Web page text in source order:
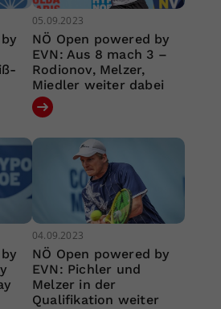
05.09.2023
NÖ Open powered by
EVN: Aus 8 mach 3 –
Rodionov, Melzer,
Miedler weiter dabei
04.09.2023
NÖ Open powered by
EVN: Pichler und
Melzer in der
Qualifikation weiter